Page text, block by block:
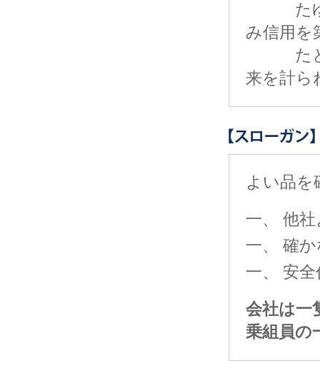
たゆま
み信用を
たとえ
来を計ら
よい品
一、 他
一、 確
一、 安
会社は一
乗組員の